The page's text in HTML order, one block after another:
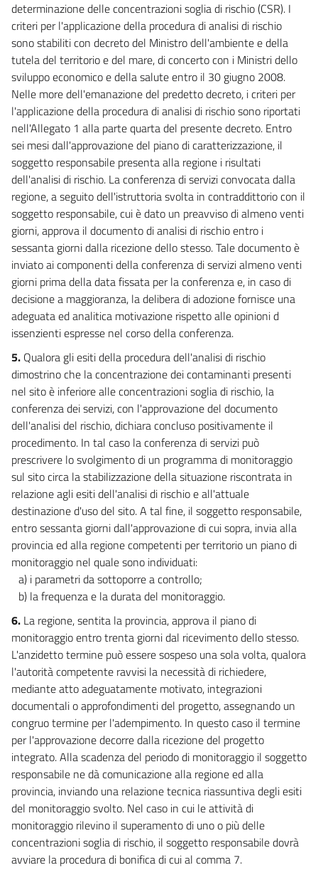
29 septies
29 octies
29 novies
29 decies
29 undecies
29 duodecies
29 terdecies
29 quaterdecies
TITOLO IV
((VALUTAZIONI AMBIENTALI INTERREGIONALI E TRANSFRONTALIERE))
30
31
32
32 bis
((TITOLO V
NORME TRANSITORIE E FINALI))
33
34
35
36
37
38
39
40
41
42
43
44
45
46
47
48
49
50
51
52
PARTE TERZA
NORME IN MATERIA DI DIFESA DEL SUOLO E LOTTA ALLA
DESERTIFICAZIONE, DI TUTELA DELLE ACQUE DALL'INQUINAMENTO E DI
GESTIONE DELLE RISORSE IDRICHE
SEZIONE I
NORME IN MATERIA DI DIFESA DEL SUOLO E LOTTA ALLA
DESERTIFICAZIONE
determinazione delle concentrazioni soglia di rischio (CSR). I
criteri per l'applicazione della procedura di analisi di rischio
sono stabiliti con decreto del Ministro dell'ambiente e della
tutela del territorio e del mare, di concerto con i Ministri dello
sviluppo economico e della salute entro il 30 giugno 2008.
Nelle more dell'emanazione del predetto decreto, i criteri per
l'applicazione della procedura di analisi di rischio sono riportati
nell'Allegato 1 alla parte quarta del presente decreto. Entro
sei mesi dall'approvazione del piano di caratterizzazione, il
soggetto responsabile presenta alla regione i risultati
dell'analisi di rischio. La conferenza di servizi convocata dalla
regione, a seguito dell'istruttoria svolta in contraddittorio con il
soggetto responsabile, cui è dato un preavviso di almeno venti
giorni, approva il documento di analisi di rischio entro i
sessanta giorni dalla ricezione dello stesso. Tale documento è
inviato ai componenti della conferenza di servizi almeno venti
giorni prima della data fissata per la conferenza e, in caso di
decisione a maggioranza, la delibera di adozione fornisce una
adeguata ed analitica motivazione rispetto alle opinioni d
issenzienti espresse nel corso della conferenza.
5. Qualora gli esiti della procedura dell'analisi di rischio
dimostrino che la concentrazione dei contaminanti presenti
nel sito è inferiore alle concentrazioni soglia di rischio, la
conferenza dei servizi, con l'approvazione del documento
dell'analisi del rischio, dichiara concluso positivamente il
procedimento. In tal caso la conferenza di servizi può
prescrivere lo svolgimento di un programma di monitoraggio
sul sito circa la stabilizzazione della situazione riscontrata in
relazione agli esiti dell'analisi di rischio e all'attuale
destinazione d'uso del sito. A tal fine, il soggetto responsabile,
entro sessanta giorni dall'approvazione di cui sopra, invia alla
provincia ed alla regione competenti per territorio un piano di
monitoraggio nel quale sono individuati:
a) i parametri da sottoporre a controllo;
b) la frequenza e la durata del monitoraggio.
6. La regione, sentita la provincia, approva il piano di
monitoraggio entro trenta giorni dal ricevimento dello stesso.
L'anzidetto termine può essere sospeso una sola volta, qualora
l'autorità competente ravvisi la necessità di richiedere,
mediante atto adeguatamente motivato, integrazioni
documentali o approfondimenti del progetto, assegnando un
congruo termine per l'adempimento. In questo caso il termine
per l'approvazione decorre dalla ricezione del progetto
integrato. Alla scadenza del periodo di monitoraggio il soggetto
responsabile ne dà comunicazione alla regione ed alla
provincia, inviando una relazione tecnica riassuntiva degli esiti
del monitoraggio svolto. Nel caso in cui le attività di
monitoraggio rilevino il superamento di uno o più delle
concentrazioni soglia di rischio, il soggetto responsabile dovrà
avviare la procedura di bonifica di cui al comma 7.